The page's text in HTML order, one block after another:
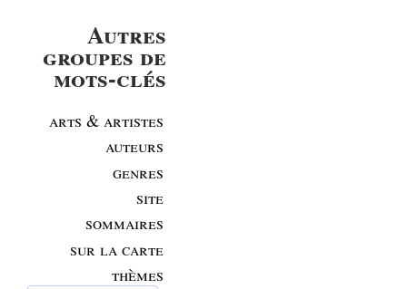
Autres
groupes de
mots-clés
arts & artistes
auteurs
genres
site
sommaires
sur la carte
thèmes